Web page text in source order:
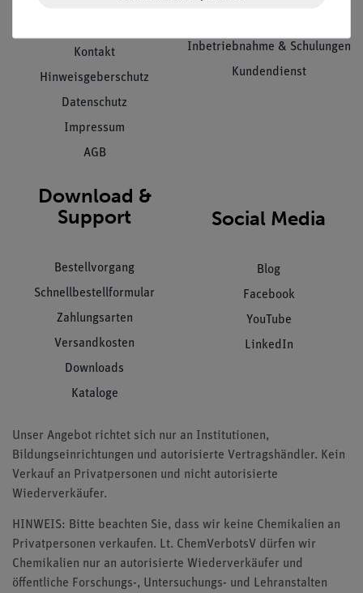
Kontakt
Hinweisgeberschutz
Datenschutz
Impressum
AGB
Inbetriebnahme & Schulungen
Kundendienst
Download &
Support
Bestellvorgang
Schnellbestellformular
Zahlungsarten
Versandkosten
Downloads
Kataloge
Social Media
Blog
Facebook
YouTube
LinkedIn
Unser Angebot richtet sich nur an Institutionen,
Bildungseinrichtungen und autorisierte Vertragshändler. Kein
Verkauf an Privatpersonen und nicht autorisierte
Wiederverkäufer.
HINWEIS: Bitte beachten Sie, dass wir keine Chemikalien an
Privatpersonen verkaufen. Lt. ChemVerbotsV dürfen wir
Chemikalien nur an autorisierte Wiederverkäufer und
öffentliche Forschungs-, Untersuchungs- und Lehranstalten